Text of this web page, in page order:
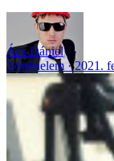
Ács Dániel
Történelem
2021.